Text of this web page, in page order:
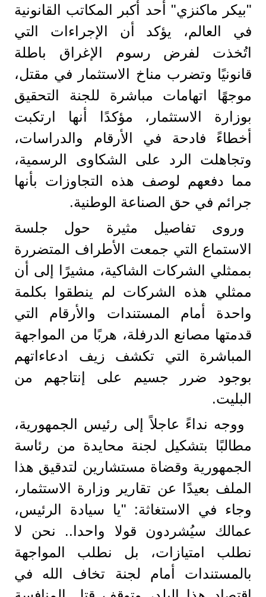
"بيكر ماكنزي" أحد أكبر المكاتب القانونية
في العالم، يؤكد أن الإجراءات التي
اتُخذت لفرض رسوم الإغراق باطلة
قانونيًا وتضرب مناخ الاستثمار في مقتل،
موجهًا اتهامات مباشرة للجنة التحقيق
بوزارة الاستثمار، مؤكدًا أنها ارتكبت
أخطاءً فادحة في الأرقام والدراسات،
وتجاهلت الرد على الشكاوى الرسمية،
مما دفعهم لوصف هذه التجاوزات بأنها
جرائم في حق الصناعة الوطنية.
وروى تفاصيل مثيرة حول جلسة
الاستماع التي جمعت الأطراف المتضررة
بممثلي الشركات الشاكية، مشيرًا إلى أن
ممثلي هذه الشركات لم ينطقوا بكلمة
واحدة أمام المستندات والأرقام التي
قدمتها مصانع الدرفلة، هربًا من المواجهة
المباشرة التي تكشف زيف ادعاءاتهم
بوجود ضرر جسيم على إنتاجهم من
البليت.
ووجه نداءً عاجلاً إلى رئيس الجمهورية،
مطالبًا بتشكيل لجنة محايدة من رئاسة
الجمهورية وقضاة مستشارين لتدقيق هذا
الملف بعيدًا عن تقارير وزارة الاستثمار،
وجاء في الاستغاثة: "يا سيادة الرئيس،
عمالك سيُشردون قولا واحدا.. نحن لا
نطلب امتيازات، بل نطلب المواجهة
بالمستندات أمام لجنة تخاف الله في